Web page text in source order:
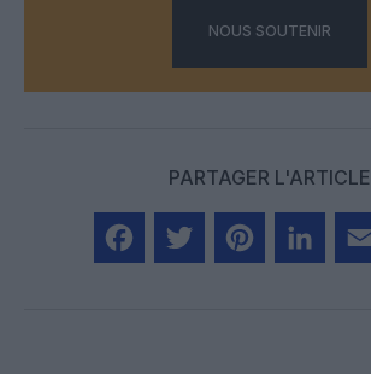
NOUS SOUTENIR
PARTAGER L'ARTICLE